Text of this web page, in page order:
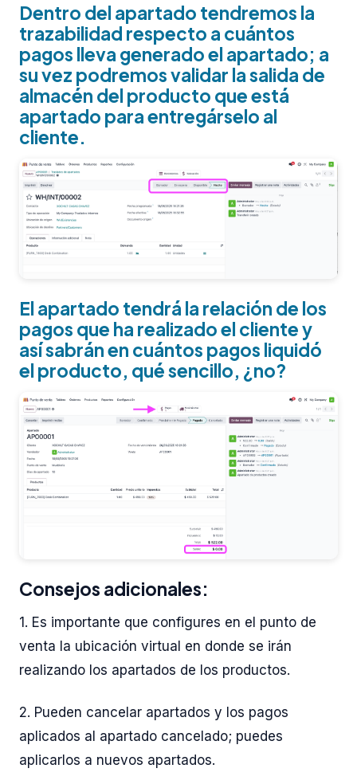
Dentro del apartado tendremos la
trazabilidad respecto a cuántos
pagos lleva generado el apartado; a
su vez podremos validar la salida de
almacén del producto que está
apartado para entregárselo al
cliente.
El apartado tendrá la relación de los
pagos que ha realizado el cliente y
así sabrán en cuántos pagos liquidó
el producto, qué sencillo, ¿no?
Consejos adicionales:
1. Es importante que configures en el punto de
venta la ubicación virtual en donde se irán
realizando los apartados de los productos.
2. Pueden cancelar apartados y los pagos
aplicados al apartado cancelado; puedes
aplicarlos a nuevos apartados.